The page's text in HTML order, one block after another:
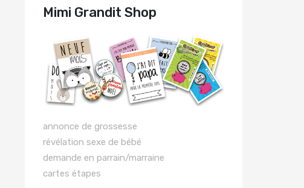
Mimi Grandit Shop
annonce de grossesse
révélation sexe de bébé
demande en parrain/marraine
cartes étapes